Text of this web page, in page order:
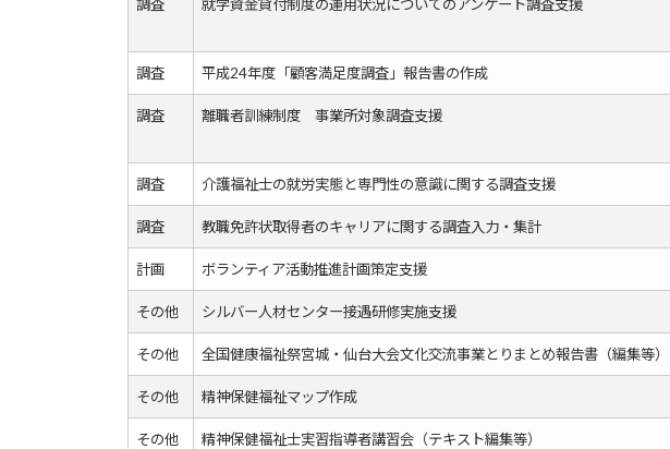
調査 就学資金貸付制度の運用状況についてのアンケート調査支援
調査 平成24年度「顧客満足度調査」報告書の作成
調査 離職者訓練制度 事業所対象調査支援
調査 介護福祉士の就労実態と専門性の意識に関する調査支援
調査 教職免許状取得者のキャリアに関する調査入力・集計
計画 ボランティア活動推進計画策定支援
その他 シルバー人材センター接遇研修実施支援
その他 全国健康福祉祭宮城・仙台大会文化交流事業とりまとめ報告書（編集等）
その他 精神保健福祉マップ作成
その他 精神保健福祉士実習指導者講習会（テキスト編集等）